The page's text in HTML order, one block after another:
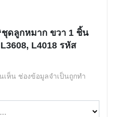
ดลูกหมาก ขวา 1 ชิ้น
L4018 รหัส
เห็น ช่องข้อมูลจำเป็นถูกทำ